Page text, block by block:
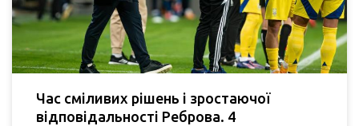
Час сміливих рішень і зростаючої
відповідальності Реброва. 4